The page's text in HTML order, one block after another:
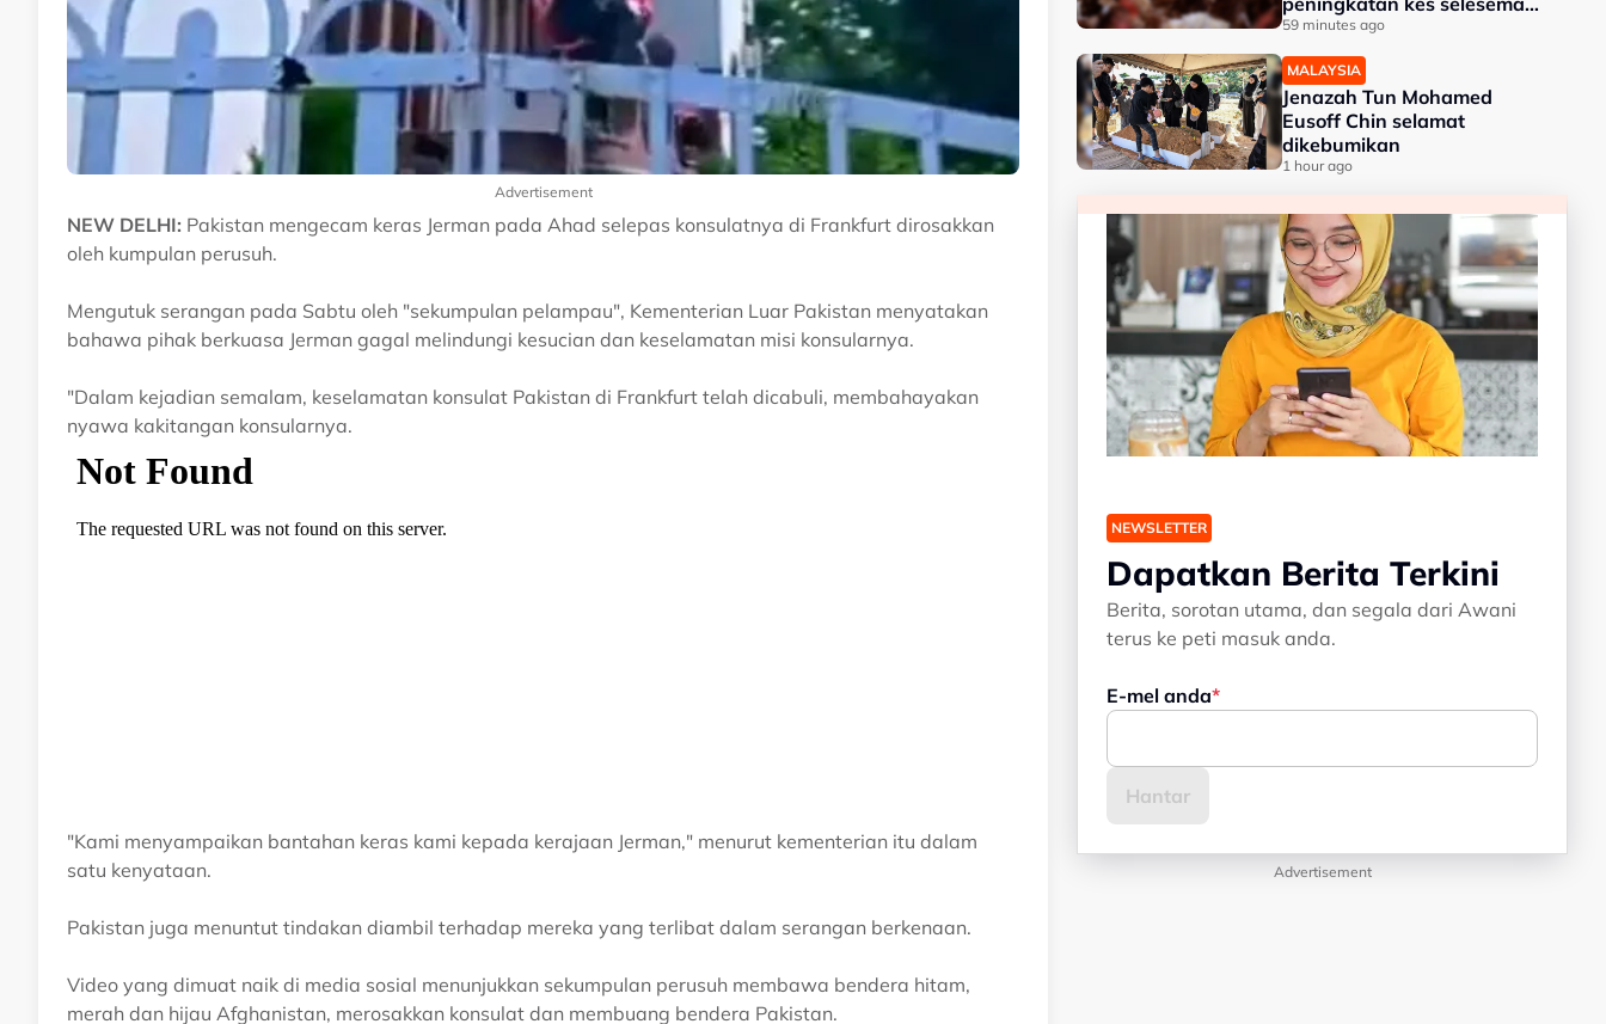
Advertisement
NEW DELHI: Pakistan mengecam keras Jerman pada Ahad selepas konsulatnya di Frankfurt dirosakkan
oleh kumpulan perusuh.
Mengutuk serangan pada Sabtu oleh "sekumpulan pelampau", Kementerian Luar Pakistan menyatakan
bahawa pihak berkuasa Jerman gagal melindungi kesucian dan keselamatan misi konsularnya.
"Dalam kejadian semalam, keselamatan konsulat Pakistan di Frankfurt telah dicabuli, membahayakan
nyawa kakitangan konsularnya.
"Kami menyampaikan bantahan keras kami kepada kerajaan Jerman," menurut kementerian itu dalam
satu kenyataan.
Pakistan juga menuntut tindakan diambil terhadap mereka yang terlibat dalam serangan berkenaan.
Video yang dimuat naik di media sosial menunjukkan sekumpulan perusuh membawa bendera hitam,
merah dan hijau Afghanistan, merosakkan konsulat dan membuang bendera Pakistan.
burung H5N1
59 minutes ago
MALAYSIA
Jenazah Tun Mohamed
Eusoff Chin selamat
dikebumikan
1 hour ago
NEWSLETTER
Dapatkan Berita Terkini
Berita, sorotan utama, dan segala dari Awani
terus ke peti masuk anda.
E-mel anda
Advertisement